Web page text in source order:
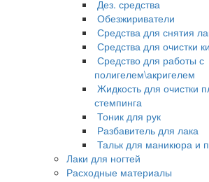
Дез. средства
Обезжириватели
Средства для снятия
Средства для очистки
Средство для работы с
полигелем\акригелем
Жидкость для очистки
стемпинга
Тоник для рук
Разбавитель для лака
Тальк для маникюра и
Лаки для ногтей
Расходные материалы